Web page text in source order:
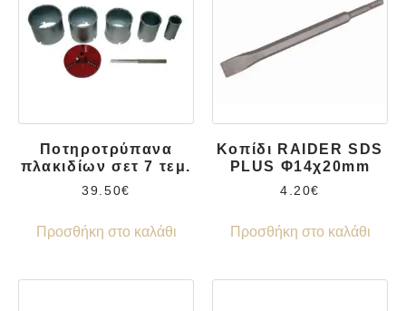
Ποτηροτρύπανα
πλακιδίων σετ 7 τεμ.
39.50€
Προσθήκη στο καλάθι
Κοπίδι RAIDER SDS
PLUS Φ14χ20mm
4.20€
Προσθήκη στο καλάθι